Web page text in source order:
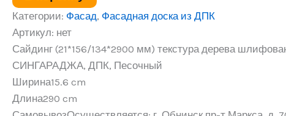
СИНГАРАДЖА,
ДПК,
Песочный
Категории: Фасад, Фасадная доска из ДПК
Артикул: нет
Сайдинг (21*156/134*2900 мм) текстура дерева
СИНГАРАДЖА, ДПК, Песочный
Ширина15.6 cm
Длина290 cm